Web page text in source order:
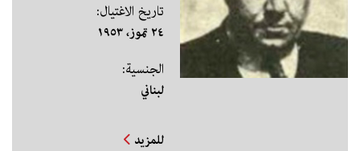
تاريخ الاغتيال:
٢٤ تموز، ١٩٥٣
الجنسية:
لبناني
للمزيد